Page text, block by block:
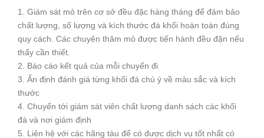
1. Giám sát mỏ trên cơ sở đều đặc hàng tháng để đảm bảo
chất lượng, số lượng và kích thước đá khối hoàn toàn đúng
quy cách. Các chuyên thăm mỏ được tiến hành đều đặn nếu
thấy cần thiết.
2. Báo cáo kết quả của mỗi chuyến đi
3. Ấn định đánh giá từng khối đá chú ý về màu sắc và kích
thước
4. Chuyển tới giám sát viên chất lượng danh sách các khối
đá và nơi giám định
5. Liên hệ với các hãng tàu để có được dịch vụ tốt nhất có